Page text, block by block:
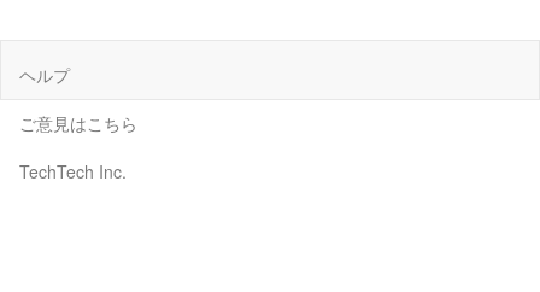
ヘルプ
ご意見はこちら
TechTech Inc.